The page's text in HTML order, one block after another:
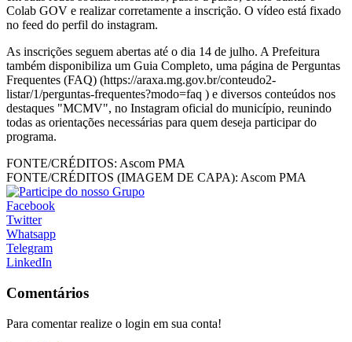
Colab GOV e realizar corretamente a inscrição. O vídeo está fixado
no feed do perfil do instagram.
As inscrições seguem abertas até o dia 14 de julho. A Prefeitura
também disponibiliza um Guia Completo, uma página de Perguntas
Frequentes (FAQ) (https://araxa.mg.gov.br/conteudo2-
listar/1/perguntas-frequentes?modo=faq ) e diversos conteúdos nos
destaques "MCMV", no Instagram oficial do município, reunindo
todas as orientações necessárias para quem deseja participar do
programa.
FONTE/CRÉDITOS: Ascom PMA
FONTE/CRÉDITOS (IMAGEM DE CAPA): Ascom PMA
Facebook
Twitter
Whatsapp
Telegram
LinkedIn
Comentários
Para comentar realize o login em sua conta!